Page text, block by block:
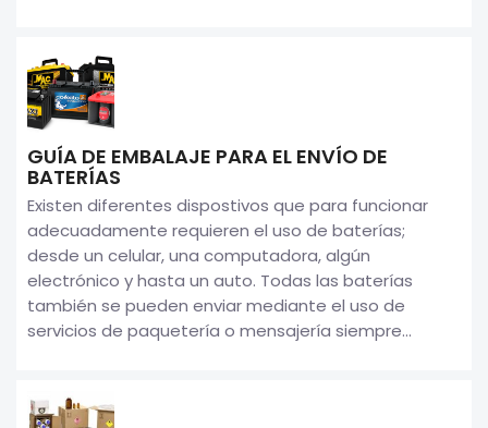
GUÍA DE EMBALAJE PARA EL ENVÍO DE
BATERÍAS
Existen diferentes dispostivos que para funcionar
adecuadamente requieren el uso de baterías;
desde un celular, una computadora, algún
electrónico y hasta un auto. Todas las baterías
también se pueden enviar mediante el uso de
servicios de paquetería o mensajería siempre...